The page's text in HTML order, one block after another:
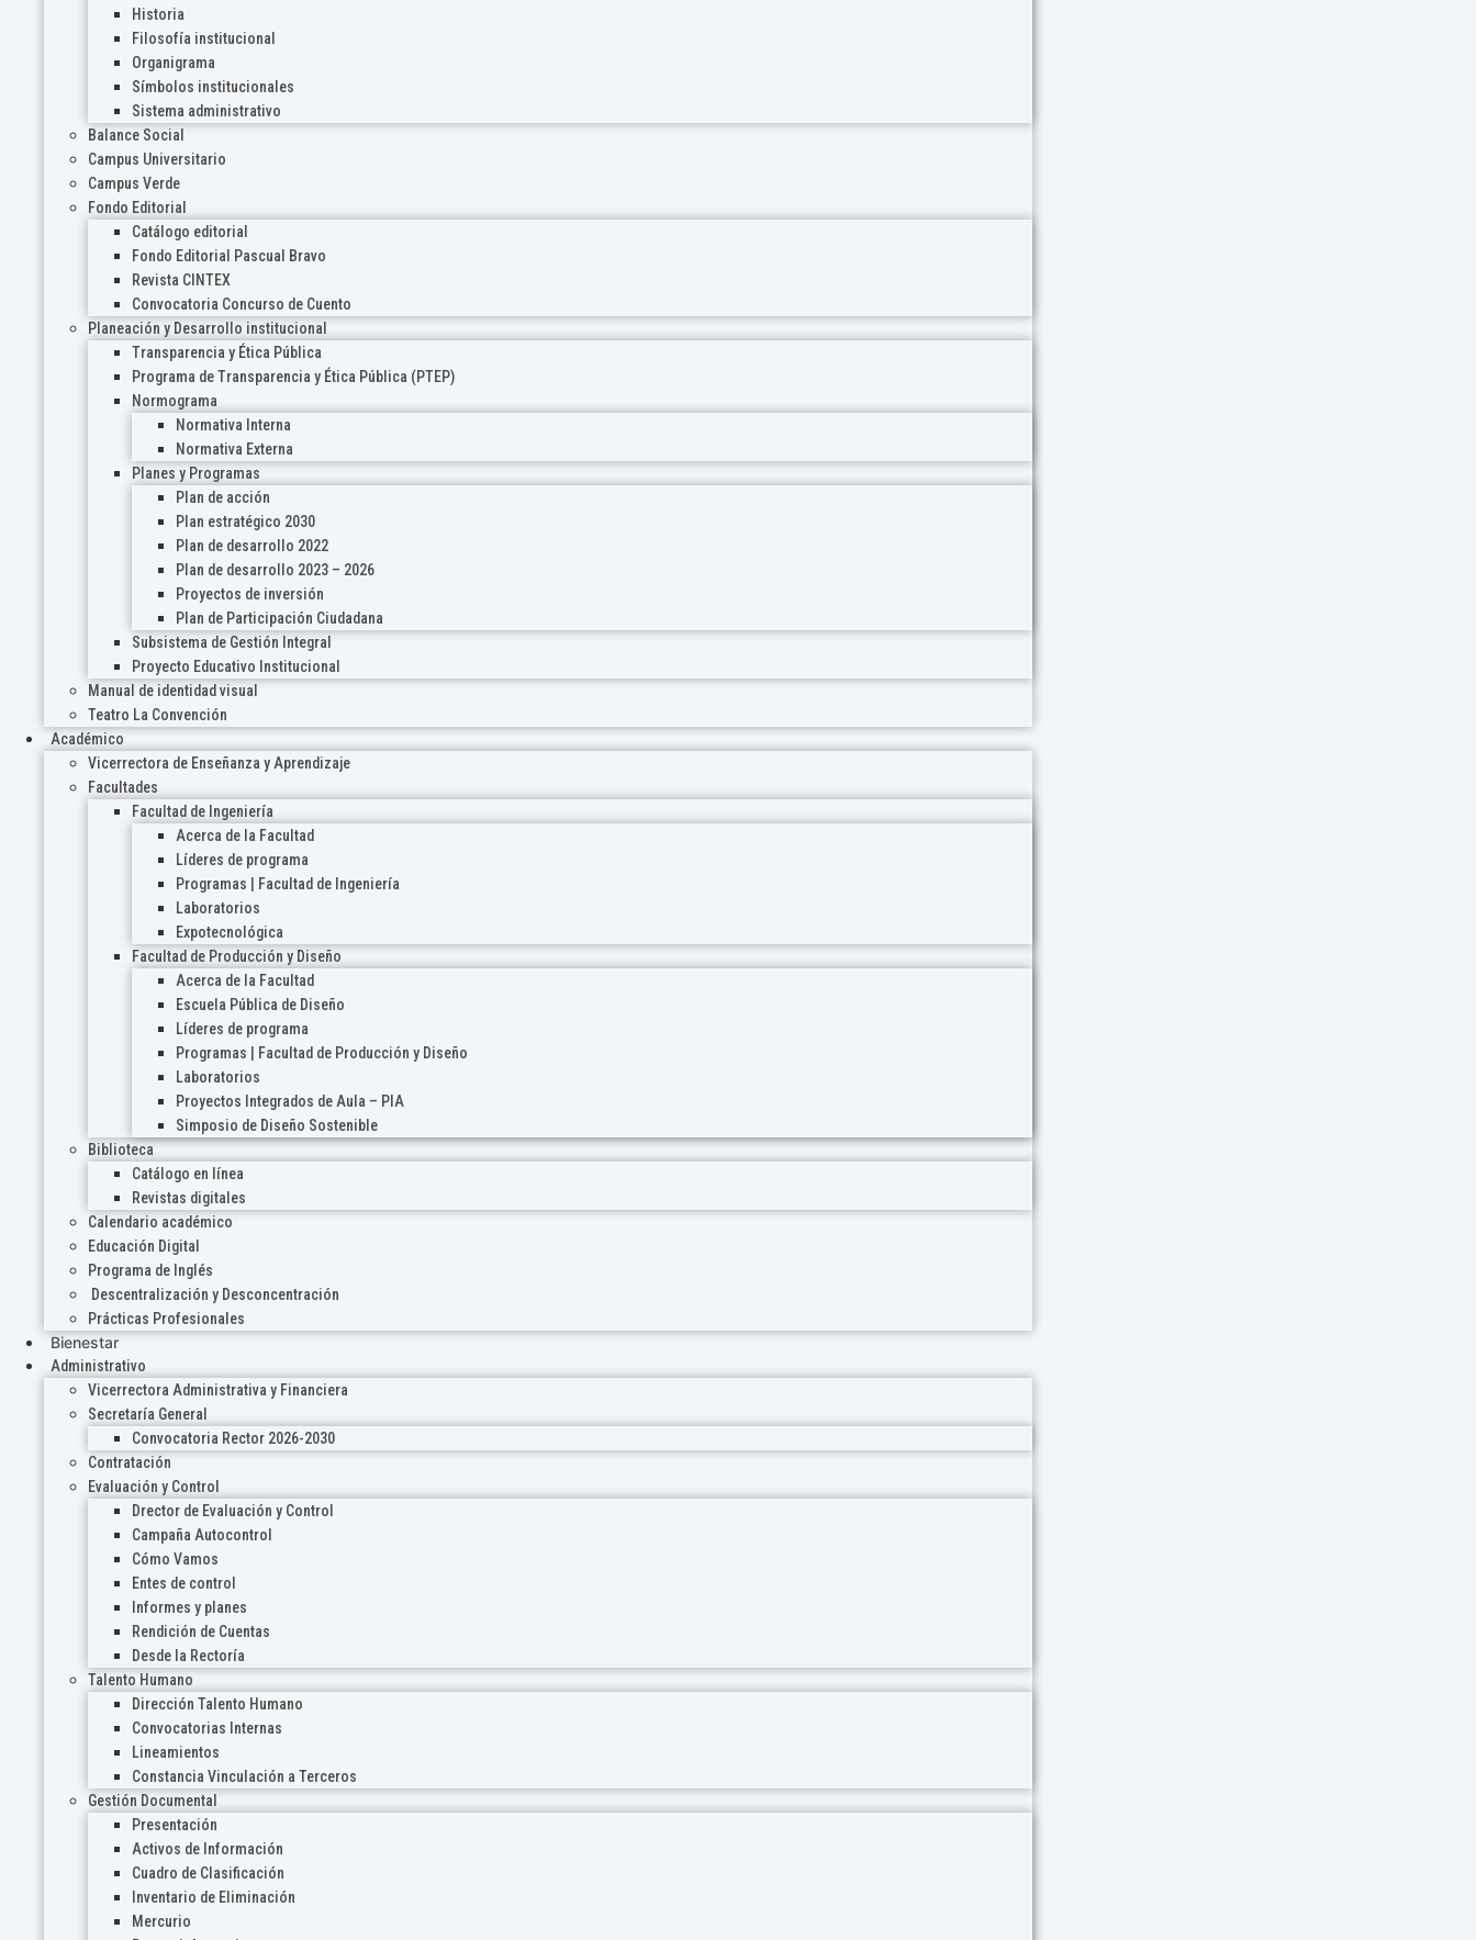
Historia
Filosofía institucional
Organigrama
Símbolos institucionales
Sistema administrativo
Balance Social
Campus Universitario
Campus Verde
Fondo Editorial
Catálogo editorial
Fondo Editorial Pascual Bravo
Revista CINTEX
Convocatoria Concurso de Cuento
Planeación y Desarrollo institucional
Transparencia y Ética Pública
Programa de Transparencia y Ética Pública (PTEP)
Normograma
Normativa Interna
Normativa Externa
Planes y Programas
Plan de acción
Plan estratégico 2030
Plan de desarrollo 2022
Plan de desarrollo 2023 – 2026
Proyectos de inversión
Plan de Participación Ciudadana
Subsistema de Gestión Integral
Proyecto Educativo Institucional
Manual de identidad visual
Teatro La Convención
Académico
Vicerrectora de Enseñanza y Aprendizaje
Facultades
Facultad de Ingeniería
Acerca de la Facultad
Líderes de programa
Programas | Facultad de Ingeniería
Laboratorios
Expotecnológica
Facultad de Producción y Diseño
Acerca de la Facultad
Escuela Pública de Diseño
Líderes de programa
Programas | Facultad de Producción y Diseño
Laboratorios
Proyectos Integrados de Aula – PIA
Simposio de Diseño Sostenible
Biblioteca
Catálogo en línea
Revistas digitales
Calendario académico
Educación Digital
Programa de Inglés
Descentralización y Desconcentración
Prácticas Profesionales
Bienestar
Administrativo
Vicerrectora Administrativa y Financiera
Secretaría General
Convocatoria Rector 2026-2030
Contratación
Evaluación y Control
Drector de Evaluación y Control
Campaña Autocontrol
Cómo Vamos
Entes de control
Informes y planes
Rendición de Cuentas
Desde la Rectoría
Talento Humano
Dirección Talento Humano
Convocatorias Internas
Lineamientos
Constancia Vinculación a Terceros
Gestión Documental
Presentación
Activos de Información
Cuadro de Clasificación
Inventario de Eliminación
Mercurio